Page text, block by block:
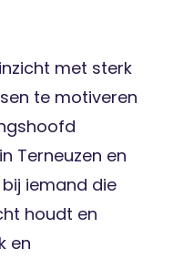
met sterk
te motiveren
Terneuzen en
iemand die
houdt en
en